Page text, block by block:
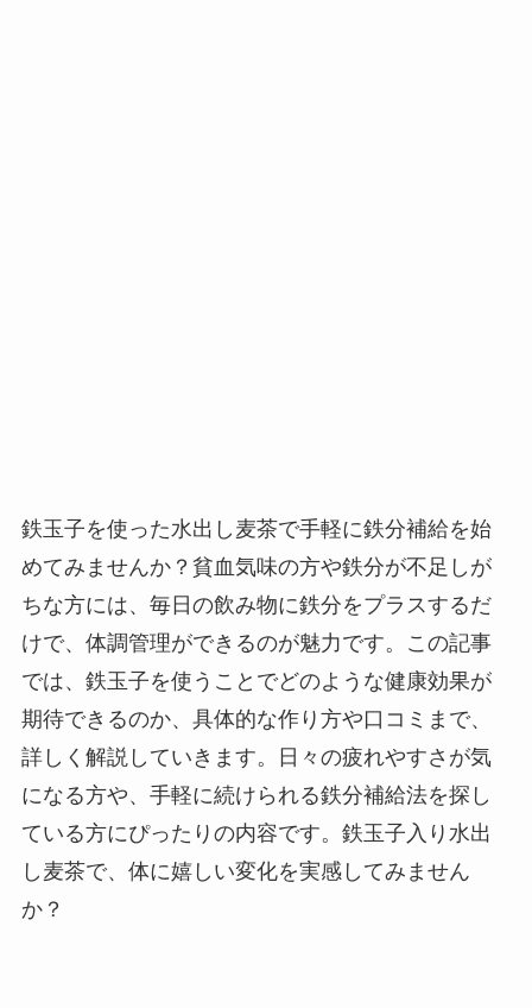
鉄玉子を使った水出し麦茶で手軽に鉄分補給を始
めてみませんか？貧血気味の方や鉄分が不足しが
ちな方には、毎日の飲み物に鉄分をプラスするだ
けで、体調管理ができるのが魅力です。この記事
では、鉄玉子を使うことでどのような健康効果が
期待できるのか、具体的な作り方や口コミまで、
詳しく解説していきます。日々の疲れやすさが気
になる方や、手軽に続けられる鉄分補給法を探し
ている方にぴったりの内容です。鉄玉子入り水出
し麦茶で、体に嬉しい変化を実感してみません
か？